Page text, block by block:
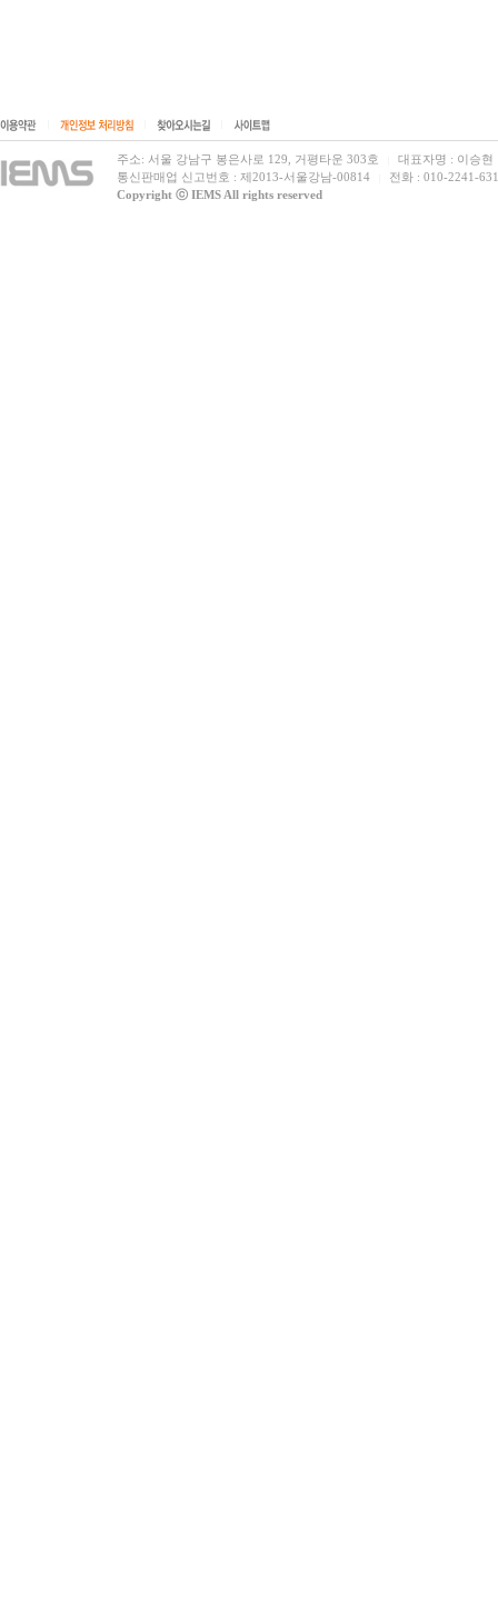
주소: 서울 강남구 봉은사로 129, 거평타운 303호
대표자명 : 이승현
통신판매업 신고번호 : 제2013-서울강남-00814
전화 : 010-2241-
Copyright ⓒ IEMS All rights reserved